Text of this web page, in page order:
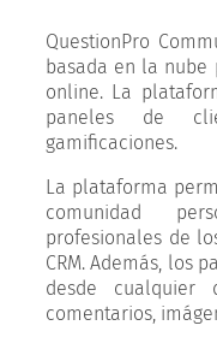
QuestionPro
basada en la nube
online. La
paneles de
gamificaciones.
La plataforma
comunidad
profesionales de
CRM. Además, los
desde cualquier
comentarios,